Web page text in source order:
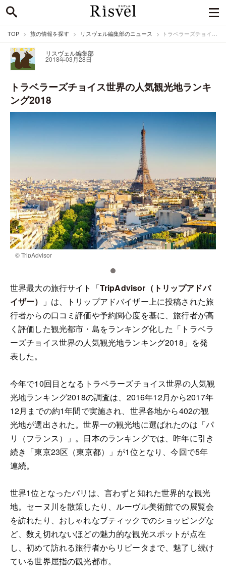
TOP 旅の情報を探す リスヴェル編集部のニュース トラベラーズチョイス世界の人気観光地ランキング2018
リスヴェル編集部
2018年03月28日
トラベラーズチョイス世界の人気観光地ランキ
ング2018
© TripAdvisor
世界最大の旅行サイト「TripAdvisor（トリップアドバ
イザー）
」は、トリップアドバイザー上に投稿された旅
行者からの口コミ評価や予約関心度を基に、旅行者が高
く評価した観光都市・島をランキング化した「トラベラ
ーズチョイス世界の人気観光地ランキング2018」を発
表した。
今年で10回目となるトラベラーズチョイス世界の人気観
光地ランキング2018の調査は、2016年12月から2017年
12月までの約1年間で実施され、世界各地から402の観
光地が選出された。世界一の観光地に選ばれたのは「パ
リ（フランス）」。日本のランキングでは、昨年に引き
続き「東京23区（東京都）」が1位となり、今回で5年
連続。
世界1位となったパリは、言わずと知れた世界的な観光
地。セーヌ川を散策したり、ルーヴル美術館での展覧会
を訪れたり、おしゃれなブティックでのショッピングな
ど、数え切れないほどの魅力的な観光スポットが点在
し、初めて訪れる旅行者からリピータまで、魅了し続け
ている世界屈指の観光都市。